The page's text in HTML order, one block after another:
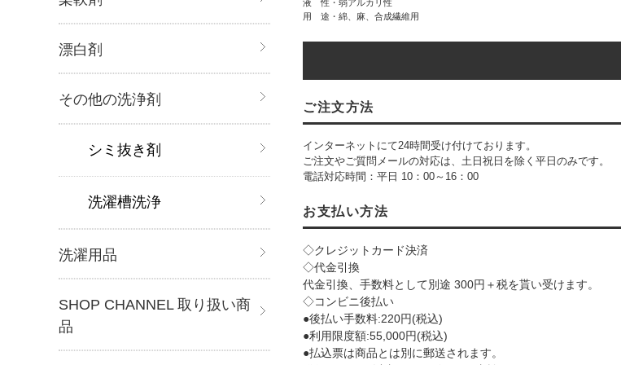
液 性・弱アルカリ性
用 途・綿、麻、合成繊維用
ご注文方法
インターネットにて24時間受け付けております。
ご注文やご質問メールの対応は、土日祝日を除く平日のみです。
電話対応時間：平日 10：00～16：00
お支払い方法
◇クレジットカード決済
◇代金引換
代金引換、手数料として別途 300円＋税を貰い受けます。
◇コンビニ後払い
●後払い手数料:220円(税込)
●利用限度額:55,000円(税込)
●払込票は商品とは別に郵送されます。
漂白剤
その他の洗浄剤
シミ抜き剤
洗濯槽洗浄
洗濯用品
SHOP CHANNEL 取り扱い商
品